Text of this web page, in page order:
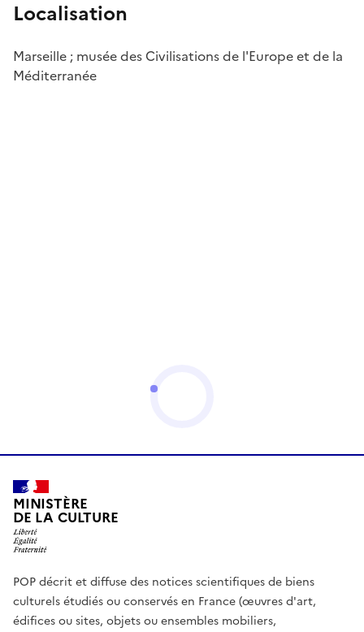
Localisation
Marseille ; musée des Civilisations de l'Europe et de la
Méditerranée
MINISTÈRE
DE LA CULTURE
POP décrit et diffuse des notices scientifiques de biens
culturels étudiés ou conservés en France (œuvres d'art,
édifices ou sites, objets ou ensembles mobiliers,